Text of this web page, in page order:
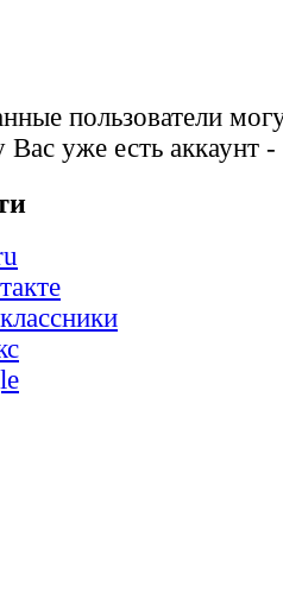
пользователи
уже есть аккаунт -